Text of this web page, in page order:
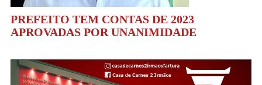
PREFEITO TEM CONTAS DE 2023
APROVADAS POR UNANIMIDADE